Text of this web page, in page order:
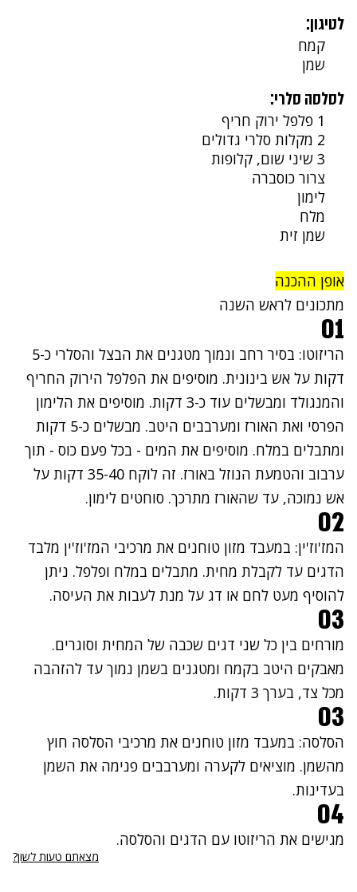
לטיגון:
קמח
שמן
לסלסה סלרי:
1 פלפל ירוק חריף
2 מקלות סלרי גדולים
3 שיני שום, קלופות
צרור כוסברה
לימון
מלח
שמן זית
אופן ההכנה
מתכונים לראש השנה
01
הריזוטו: בסיר רחב ונמוך מטגנים את הבצל והסלרי כ-5
דקות על אש בינונית. מוסיפים את הפלפל הירוק החריף
והמנגולד ומבשלים עוד כ-3 דקות. מוסיפים את הלימון
הפרסי ואת האורז ומערבבים היטב. מבשלים כ-5 דקות
ומתבלים במלח. מוסיפים את המים - בכל פעם כוס - תוך
ערבוב והטמעת הנוזל באורז. זה לוקח 35-40 דקות על
אש נמוכה, עד שהאורז מתרכך. סוחטים לימון.
02
המז'וז'ין: במעבד מזון טוחנים את מרכיבי המז'וז'ין מלבד
הדגים עד לקבלת מחית. מתבלים במלח ופלפל. ניתן
להוסיף מעט לחם או דג על מנת לעבות את העיסה.
03
מורחים בין כל שני דגים שכבה של המחית וסוגרים.
מאבקים היטב בקמח ומטגנים בשמן נמוך עד להזהבה
מכל צד, בערך 3 דקות.
03
הסלסה: במעבד מזון טוחנים את מרכיבי הסלסה חוץ
מהשמן. מוציאים לקערה ומערבבים פנימה את השמן
בעדינות.
04
מגישים את הריזוטו עם הדגים והסלסה.
מצאתם טעות לשון?